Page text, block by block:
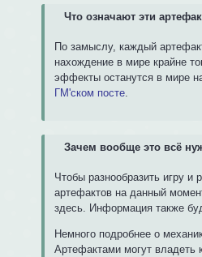
Что означают эти
По замыслу, каждый
нахождение в мире крайне
эффекты останутся в мире
ГМ'ском посте.
Зачем вообще это всё
Чтобы разнообразить игру
артефактов на данный
здесь. Информация также
Немного подробнее о
Артефактами могут владеть